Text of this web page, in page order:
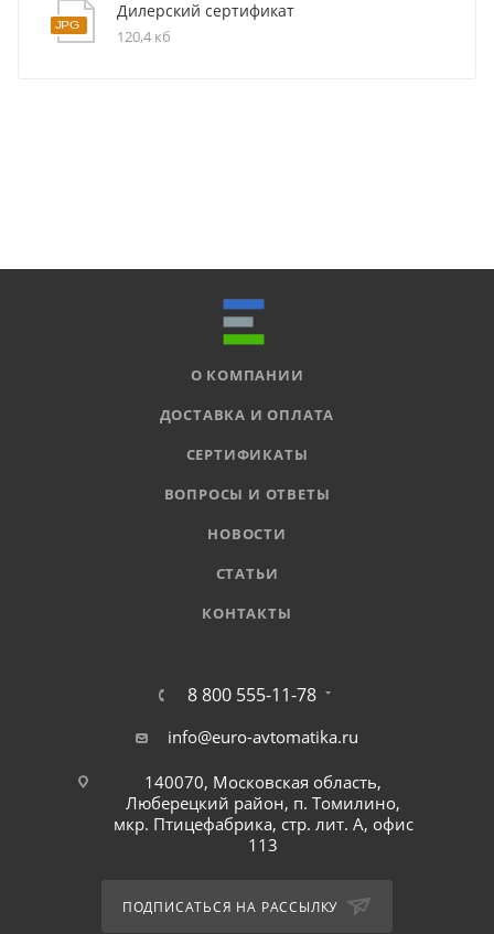
Дилерский сертификат
120,4 кб
О КОМПАНИИ
ДОСТАВКА И ОПЛАТА
СЕРТИФИКАТЫ
ВОПРОСЫ И ОТВЕТЫ
НОВОСТИ
СТАТЬИ
КОНТАКТЫ
8 800 555-11-78
info@euro-avtomatika.ru
140070, Московская область,
Люберецкий район, п. Томилино,
мкр. Птицефабрика, стр. лит. А, офис
113
ПОДПИСАТЬСЯ НА РАССЫЛКУ